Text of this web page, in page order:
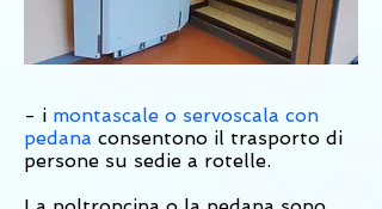
- i montascale o servoscala con
pedana consentono il trasporto di
persone su sedie a rotelle.